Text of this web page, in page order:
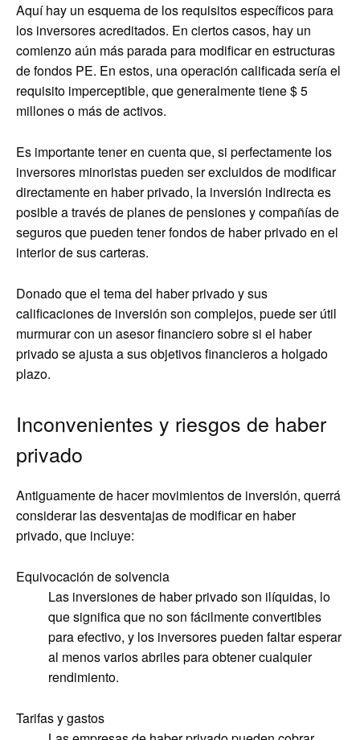
Aquí hay un esquema de los requisitos específicos para
los inversores acreditados. En ciertos casos, hay un
comienzo aún más parada para modificar en estructuras
de fondos PE. En estos, una operación calificada sería el
requisito imperceptible, que generalmente tiene $ 5
millones o más de activos.
Es importante tener en cuenta que, si perfectamente los
inversores minoristas pueden ser excluidos de modificar
directamente en haber privado, la inversión indirecta es
posible a través de planes de pensiones y compañías de
seguros que pueden tener fondos de haber privado en el
interior de sus carteras.
Donado que el tema del haber privado y sus
calificaciones de inversión son complejos, puede ser útil
murmurar con un asesor financiero sobre si el haber
privado se ajusta a sus objetivos financieros a holgado
plazo.
Inconvenientes y riesgos de haber
privado
Antiguamente de hacer movimientos de inversión, querrá
considerar las desventajas de modificar en haber
privado, que incluye:
Equivocación de solvencia
Las inversiones de haber privado son ilíquidas, lo
que significa que no son fácilmente convertibles
para efectivo, y los inversores pueden faltar esperar
al menos varios abriles para obtener cualquier
rendimiento.
Tarifas y gastos